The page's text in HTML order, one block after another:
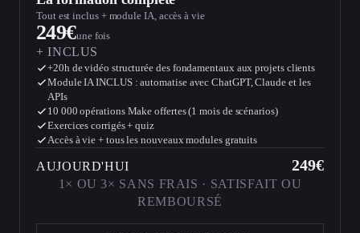
Tout est inclus + module IA, accès à vie
249€une fois
+ INCLUS
+20h de vidéo structurée des fondamentaux aux projets clients
Module IA INCLUS : automatise avec ChatGPT, Claude et les
APIs
10 000 opérations Make offertes (1 mois de scénarios)
Exercices corrigés + quiz
Accès à vie + tous les nouveaux modules gratuits
AUJOURD'HUI 249€
1× OU 3× SANS FRAIS · SATISFAIT OU
REMBOURSÉ